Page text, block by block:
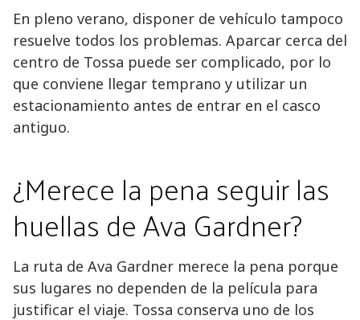
En pleno verano, disponer de vehículo tampoco
resuelve todos los problemas. Aparcar cerca del
centro de Tossa puede ser complicado, por lo
que conviene llegar temprano y utilizar un
estacionamiento antes de entrar en el casco
antiguo.
¿Merece la pena seguir las
huellas de Ava Gardner?
La ruta de Ava Gardner merece la pena porque
sus lugares no dependen de la película para
justificar el viaje. Tossa conserva uno de los